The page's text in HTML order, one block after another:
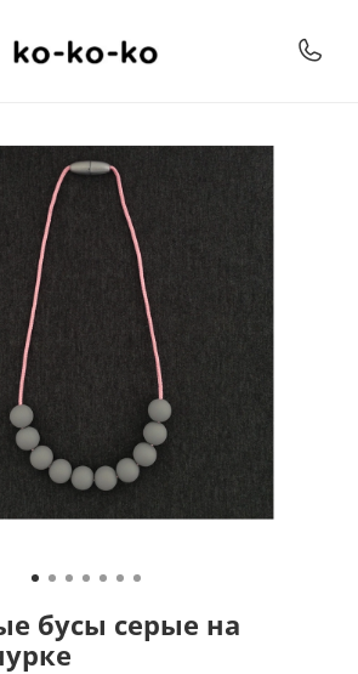
бусы серые на